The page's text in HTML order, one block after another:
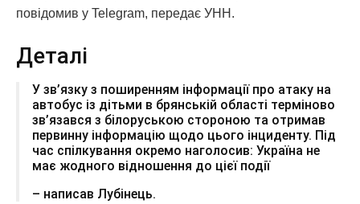
повідомив у Telegram, передає УНН.
Деталі
У зв’язку з поширенням інформації про атаку на
автобус із дітьми в брянській області терміново
зв’язався з білоруською стороною та отримав
первинну інформацію щодо цього інциденту. Під
час спілкування окремо наголосив: Україна не
має жодного відношення до цієї події
– написав Лубінець.